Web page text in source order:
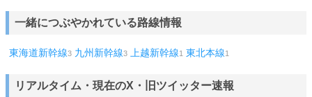
一緒につぶやかれている路線情報
東海道新幹線3 九州新幹線3 上越新幹線1 東北本線1
リアルタイム・現在のX・旧ツイッター速報